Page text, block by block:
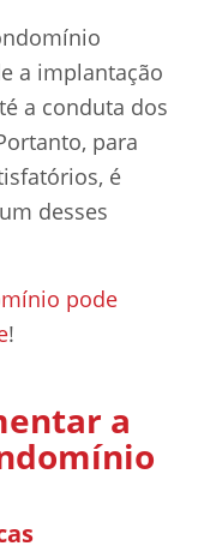
a implantação
a conduta dos
para
é
desses
pode
!
a